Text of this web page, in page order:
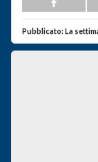
Pubblicato:La